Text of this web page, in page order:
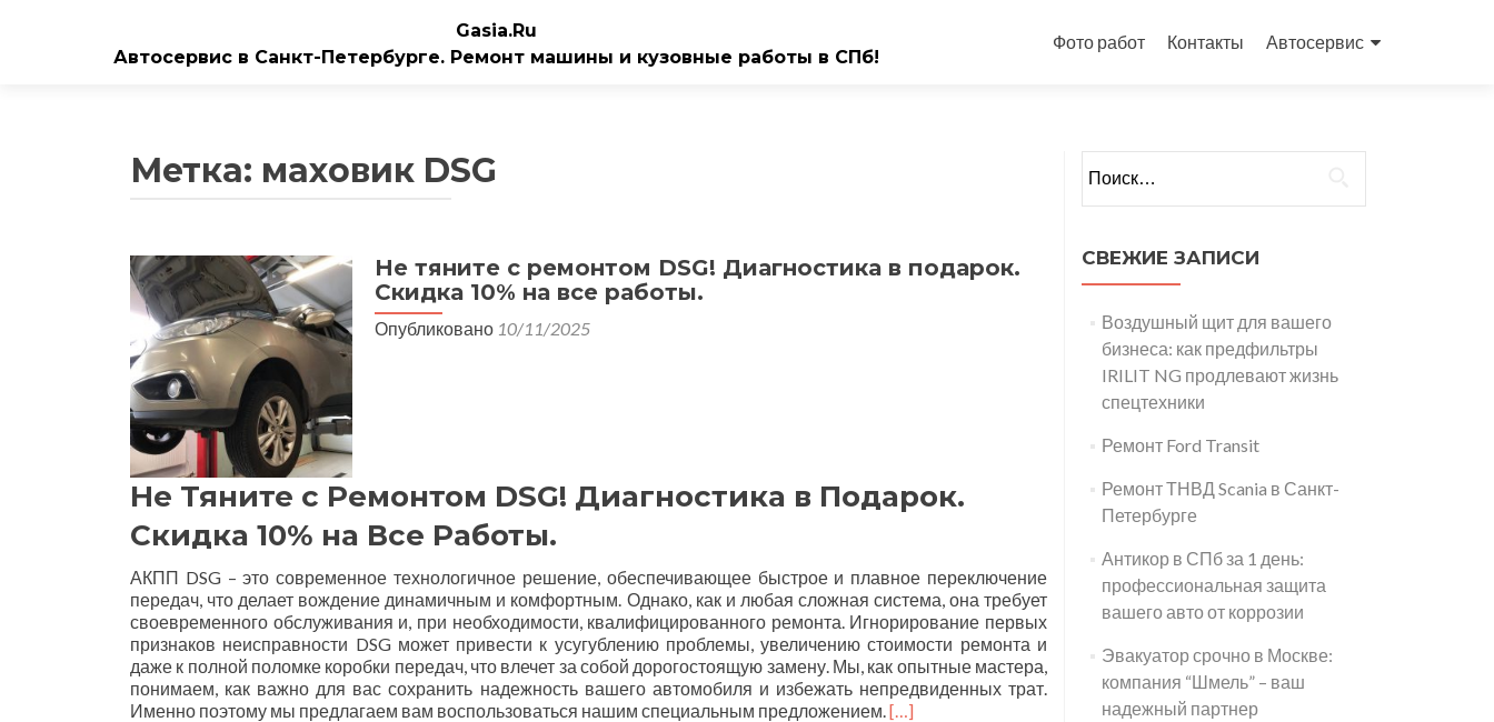
Gasia.Ru
Автосервис в Санкт-Петербурге. Ремонт машины и кузовные работы в СПб!
к
Фото работ Контакты Автосервис
Метка: маховик DSG
Не тяните с ремонтом DSG! Диагностика в подарок.
Скидка 10% на все работы.
Опубликовано 10/11/2025
Не Тяните с Ремонтом DSG! Диагностика в Подарок.
Скидка 10% на Все Работы.
АКПП DSG – это современное технологичное решение, обеспечивающее быстрое и плавное переключение
передач, что делает вождение динамичным и комфортным. Однако, как и любая сложная система, она требует
своевременного обслуживания и, при необходимости, квалифицированного ремонта. Игнорирование первых
признаков неисправности DSG может привести к усугублению проблемы, увеличению стоимости ремонта и
даже к полной поломке коробки передач, что влечет за собой дорогостоящую замену. Мы, как опытные мастера,
понимаем, как важно для вас сохранить надежность вашего автомобиля и избежать непредвиденных трат.
Именно поэтому мы предлагаем вам воспользоваться нашим специальным предложением.[…]
СВЕЖИЕ ЗАПИСИ
Воздушный щит для вашего
бизнеса: как предфильтры
IRILIT NG продлевают жизнь
спецтехники
Ремонт Ford Transit
Ремонт ТНВД Scania в Санкт-
Петербурге
Антикор в СПб за 1 день:
профессиональная защита
вашего авто от коррозии
Эвакуатор срочно в Москве:
компания “Шмель” – ваш
надежный партнер